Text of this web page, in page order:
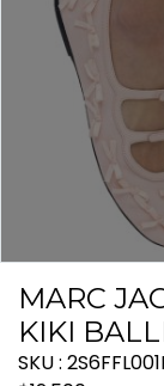
MARC
KIKI
SKU :